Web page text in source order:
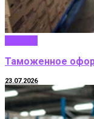
Таможенное
23.07.2026